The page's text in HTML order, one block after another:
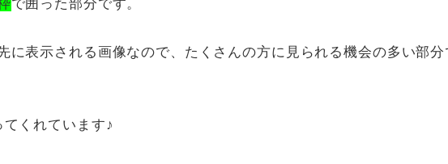
で囲った部分です。
に表示される画像なので、たくさんの方に見られる機会の多い部分
くれています♪